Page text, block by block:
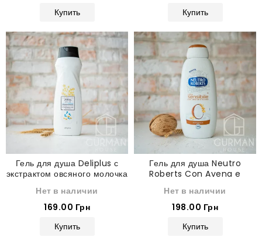
Купить
Купить
Гель для душа Deliplus с
экстрактом овсяного молочка
Нет в наличии
169.00 Грн
Купить
Гель для душа Neutro
Roberts Con Avena e
450 мл
Нет в наличии
198.00 Грн
Купить